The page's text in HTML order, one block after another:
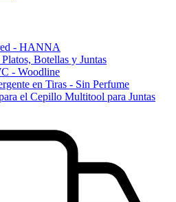
- HANNA
Botellas y Juntas
- Woodline
en Tiras - Sin Perfume
el Cepillo Multitool para Juntas